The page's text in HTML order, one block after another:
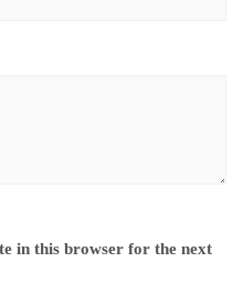
in this browser for the next